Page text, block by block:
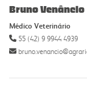
Bruno Venâncio
Médico Veterinário
55 (42) 9 9944 4939